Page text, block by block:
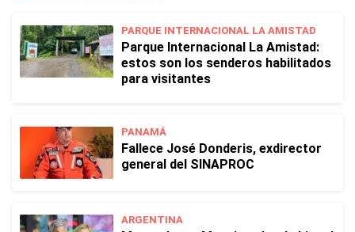
PARQUE INTERNACIONAL LA AMISTAD
Parque Internacional La Amistad:
estos son los senderos habilitados
para visitantes
PANAMÁ
Fallece José Donderis, exdirector
general del SINAPROC
ARGENTINA